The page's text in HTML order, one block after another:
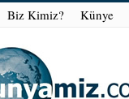
Biz Kimiz? Künye